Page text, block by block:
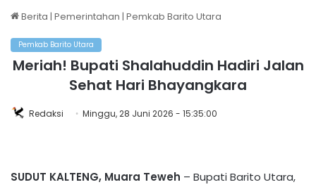
Berita | Pemerintahan | Pemkab Barito Utara
Pemkab Barito Utara
Meriah! Bupati Shalahuddin Hadiri Jalan
Sehat Hari Bhayangkara
Redaksi Minggu, 28 Juni 2026 - 15:35:00
SUDUT KALTENG, Muara Teweh – Bupati Barito Utara,